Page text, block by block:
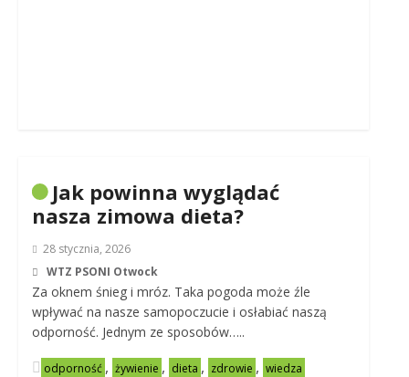
Jak powinna wyglądać
nasza zimowa dieta?
28 stycznia, 2026
WTZ PSONI Otwock
Za oknem śnieg i mróz. Taka pogoda może źle
wpływać na nasze samopoczucie i osłabiać naszą
odporność. Jednym ze sposobów…..
odporność , żywienie , dieta , zdrowie , wiedza